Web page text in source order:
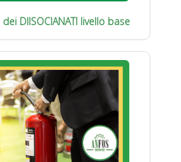
DIISOCIANATI livello base